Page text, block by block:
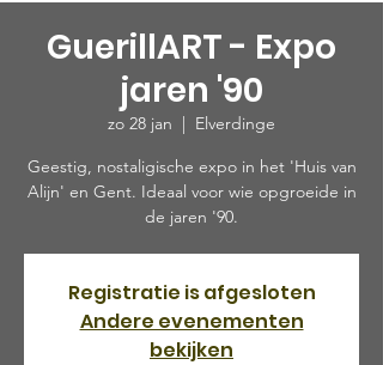
GuerillART - Expo
jaren '90
zo 28 jan
  |
Elverdinge
Geestig, nostaligische expo in het 'Huis van
Alijn' en Gent. Ideaal voor wie opgroeide in
de jaren '90.
Registratie is afgesloten
Andere evenementen
bekijken